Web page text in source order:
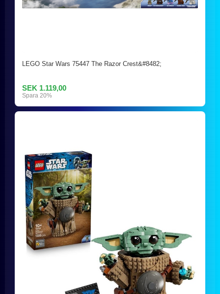
LEGO Star Wars 75447 The Razor Crest&#8482;
SEK 1.119,00
Spara 20%